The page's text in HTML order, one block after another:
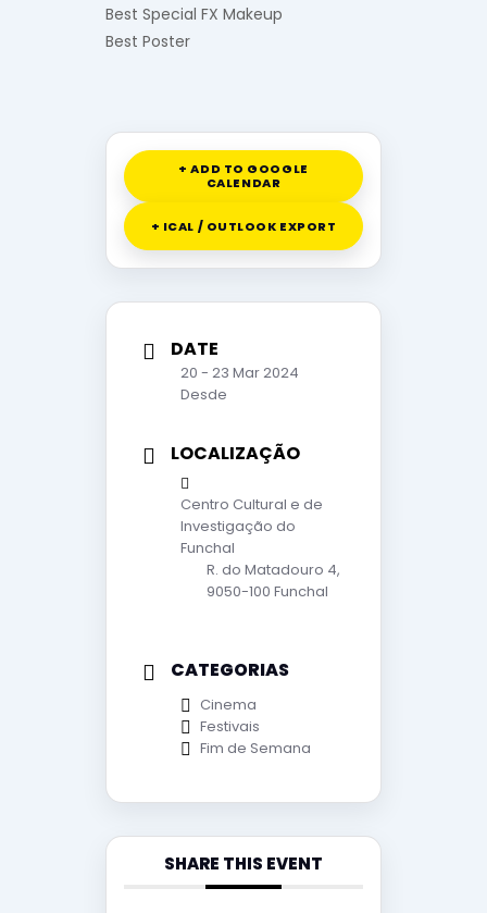
Best Special FX Makeup
Best Poster
+ ADD TO GOOGLE
CALENDAR
+ ICAL / OUTLOOK EXPORT
DATE
20 - 23 Mar 2024
Desde
LOCALIZAÇÃO
Centro Cultural e de
Investigação do
Funchal
R. do Matadouro 4,
9050-100 Funchal
CATEGORIAS
Cinema
Festivais
Fim de Semana
SHARE THIS EVENT